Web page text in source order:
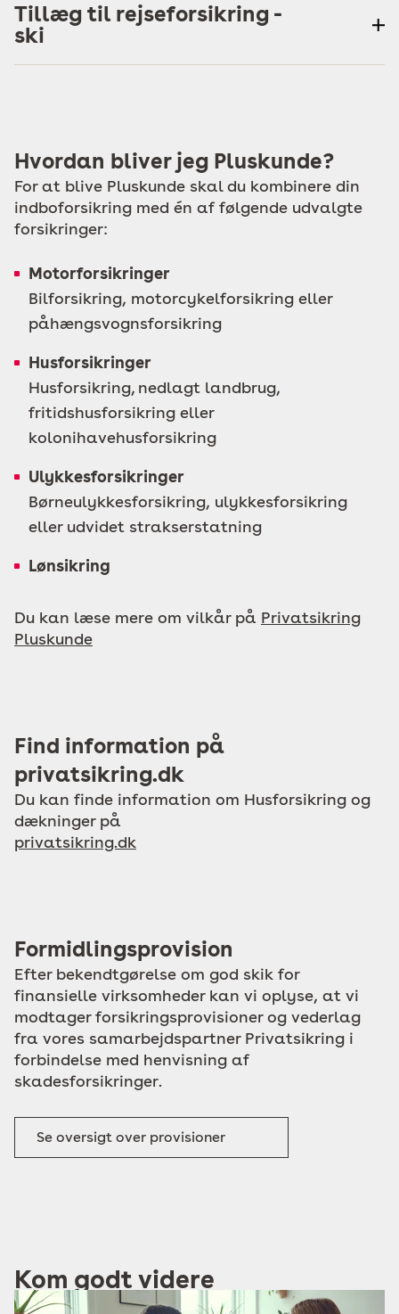
Tillæg til rejseforsikring -
ski
Hvordan bliver jeg Pluskunde?
For at blive Pluskunde skal du kombinere din
indboforsikring med én af følgende udvalgte
forsikringer:
Motorforsikringer
Bilforsikring, motorcykelforsikring eller
påhængsvognsforsikring
Husforsikringer
Husforsikring, nedlagt landbrug,
fritidshusforsikring eller
kolonihavehusforsikring
Ulykkesforsikringer
Børneulykkesforsikring, ulykkesforsikring
eller udvidet strakserstatning
Lønsikring
Du kan læse mere om vilkår på Privatsikring
Pluskunde
Find information på
privatsikring.dk
Du kan finde information om Husforsikring og
dækninger på
privatsikring.dk
Formidlingsprovision
Efter bekendtgørelse om god skik for
finansielle virksomheder kan vi oplyse, at vi
modtager forsikringsprovisioner og vederlag
fra vores samarbejdspartner Privatsikring i
forbindelse med henvisning af
skadesforsikringer.
Se oversigt over provisioner
Kom godt videre